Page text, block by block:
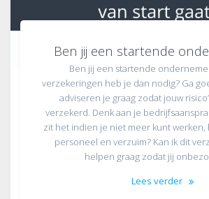
Ben jij een startende
Ben jij een startende
verzekeringen heb je dan nodig? Ga
adviseren je graag zodat jouw
verzekerd. Denk aan je
zit het indien je niet meer kunt werken,
personeel en verzuim? Kan ik dit
helpen graag zodat jij
Lees verder